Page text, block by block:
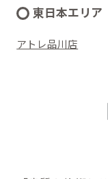
東日本エリア
アトレ品川店